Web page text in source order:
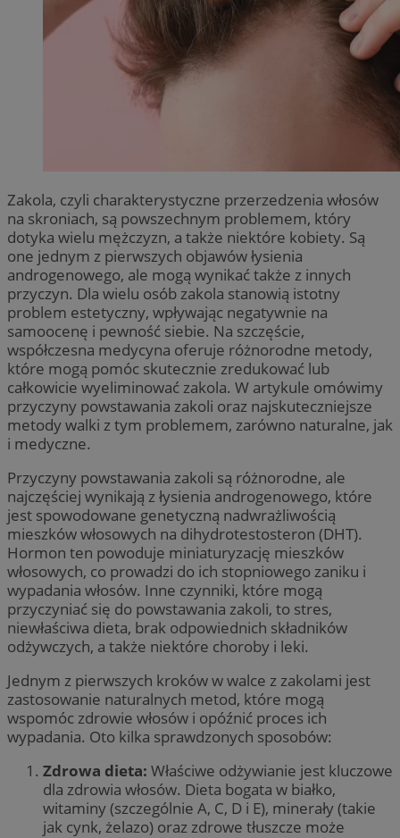
Zakola, czyli charakterystyczne przerzedzenia włosów
na skroniach, są powszechnym problemem, który
dotyka wielu mężczyzn, a także niektóre kobiety. Są
one jednym z pierwszych objawów łysienia
androgenowego, ale mogą wynikać także z innych
przyczyn. Dla wielu osób zakola stanowią istotny
problem estetyczny, wpływając negatywnie na
samoocenę i pewność siebie. Na szczęście,
współczesna medycyna oferuje różnorodne metody,
które mogą pomóc skutecznie zredukować lub
całkowicie wyeliminować zakola. W artykule omówimy
przyczyny powstawania zakoli oraz najskuteczniejsze
metody walki z tym problemem, zarówno naturalne, jak
i medyczne.
Przyczyny powstawania zakoli są różnorodne, ale
najczęściej wynikają z łysienia androgenowego, które
jest spowodowane genetyczną nadwrażliwością
mieszków włosowych na dihydrotestosteron (DHT).
Hormon ten powoduje miniaturyzację mieszków
włosowych, co prowadzi do ich stopniowego zaniku i
wypadania włosów. Inne czynniki, które mogą
przyczyniać się do powstawania zakoli, to stres,
niewłaściwa dieta, brak odpowiednich składników
odżywczych, a także niektóre choroby i leki.
Jednym z pierwszych kroków w walce z zakolami jest
zastosowanie naturalnych metod, które mogą
wspomóc zdrowie włosów i opóźnić proces ich
wypadania. Oto kilka sprawdzonych sposobów:
Zdrowa dieta: Właściwe odżywianie jest kluczowe
dla zdrowia włosów. Dieta bogata w białko,
witaminy (szczególnie A, C, D i E), minerały (takie
jak cynk, żelazo) oraz zdrowe tłuszcze może